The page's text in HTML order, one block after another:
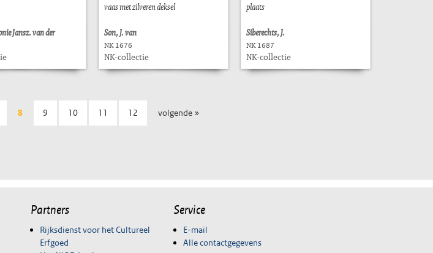
Jansz. van der
vaas met zilveren deksel
Son, J. van
NK 1676
NK-collectie
plaats
Siberechts, J.
NK 1687
NK-collectie
8 9 10 11 12 volgende »
Partners
Rijksdienst voor het Cultureel
Erfgoed
Service
E-mail
Alle contactgegevens